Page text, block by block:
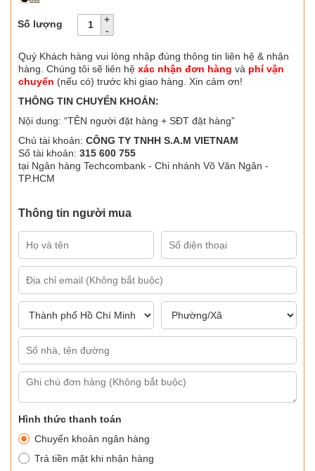
Số lượng
Quý Khách hàng vui lòng nhập đúng thông tin liên hệ & nhận
hàng. Chúng tôi sẽ liên hệ xác nhận đơn hàng và phí vận
chuyển (nếu có) trước khi giao hàng. Xin cảm ơn!
THÔNG TIN CHUYỂN KHOẢN:
Nội dung: “TÊN người đặt hàng + SĐT đặt hàng”
Chủ tài khoản: CÔNG TY TNHH S.A.M VIETNAM
Số tài khoản: 315 600 755
tại Ngân hàng Techcombank - Chi nhánh Võ Văn Ngân -
TP.HCM
Thông tin người mua
Hình thức thanh toán
Chuyển khoản ngân hàng
Trả tiền mặt khi nhận hàng